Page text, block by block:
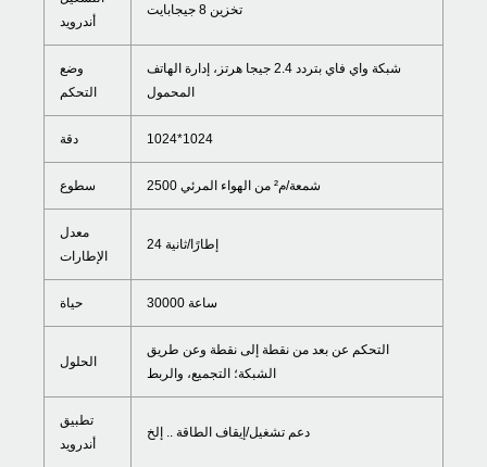
أندرويد
تخزين 8 جيجابايت
وضع
التحكم
شبكة واي فاي بتردد 2.4 جيجا هرتز، إدارة الهاتف
المحمول
دقة 1024*1024
سطوع 2500 شمعة/م² من الهواء المرئي
معدل
الإطارات
24 إطارًا/ثانية
حياة 30000 ساعة
الحلول
التحكم عن بعد من نقطة إلى نقطة وعن طريق
الشبكة؛ التجميع، والربط
تطبيق
أندرويد
دعم تشغيل/إيقاف الطاقة .. إلخ